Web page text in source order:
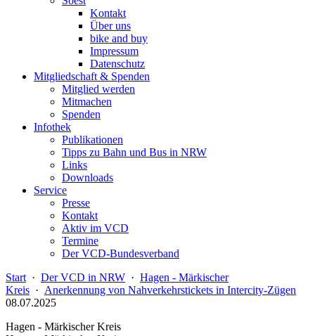
Kontakt
Über uns
bike and buy
Impressum
Datenschutz
Mitgliedschaft & Spenden
Mitglied werden
Mitmachen
Spenden
Infothek
Publikationen
Tipps zu Bahn und Bus in NRW
Links
Downloads
Service
Presse
Kontakt
Aktiv im VCD
Termine
Der VCD-Bundesverband
Start · Der VCD in NRW · Hagen - Märkischer
Kreis · Anerkennung von Nahverkehrstickets in Intercity-Zügen
08.07.2025
Hagen - Märkischer Kreis